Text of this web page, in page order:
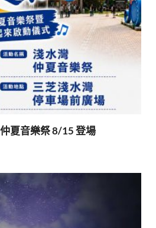
夏音樂祭 8/15 登場